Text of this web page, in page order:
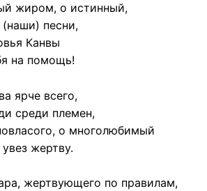
жиром, о истинный,
песни,
Канвы
на помощь!
ярче всего,
среди племен,
о многолюбимый
жертву.
жертвующего по правилам,